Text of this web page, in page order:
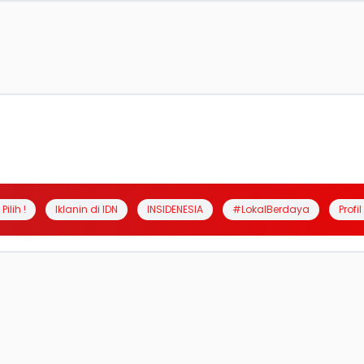
! Iklanin di IDN INSIDENESIA #LokalBerdaya